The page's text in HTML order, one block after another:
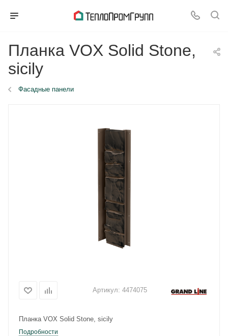
Планка VOX Solid Stone,
sicily
Фасадные панели
Артикул: 4474075
Планка VOX Solid Stone, sicily
Подробности